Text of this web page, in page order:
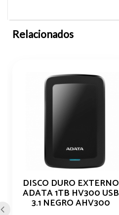
Relacionados
DISCO DURO EXTERNO
ADATA 1TB HV300 USB
3.1 NEGRO AHV300